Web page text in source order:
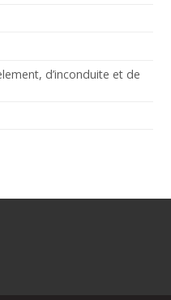
d’inconduite et de